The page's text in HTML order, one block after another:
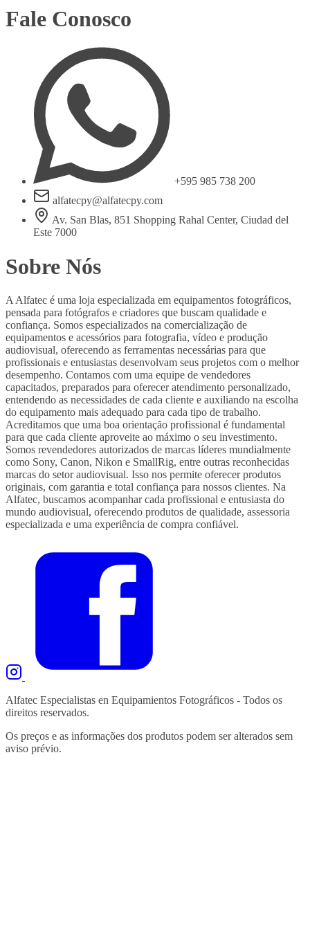
Fale Conosco
+595 985 738 200
alfatecpy@alfatecpy.com
Av. San Blas, 851 Shopping Rahal Center, Ciudad del
Este 7000
Sobre Nós
A Alfatec é uma loja especializada em equipamentos fotográficos,
pensada para fotógrafos e criadores que buscam qualidade e
confiança. Somos especializados na comercialização de
equipamentos e acessórios para fotografia, vídeo e produção
audiovisual, oferecendo as ferramentas necessárias para que
profissionais e entusiastas desenvolvam seus projetos com o melhor
desempenho. Contamos com uma equipe de vendedores
capacitados, preparados para oferecer atendimento personalizado,
entendendo as necessidades de cada cliente e auxiliando na escolha
do equipamento mais adequado para cada tipo de trabalho.
Acreditamos que uma boa orientação profissional é fundamental
para que cada cliente aproveite ao máximo o seu investimento.
Somos revendedores autorizados de marcas líderes mundialmente
como Sony, Canon, Nikon e SmallRig, entre outras reconhecidas
marcas do setor audiovisual. Isso nos permite oferecer produtos
originais, com garantia e total confiança para nossos clientes. Na
Alfatec, buscamos acompanhar cada profissional e entusiasta do
mundo audiovisual, oferecendo produtos de qualidade, assessoria
especializada e uma experiência de compra confiável.
Alfatec Especialistas en Equipamientos Fotográficos - Todos os
direitos reservados.
Os preços e as informações dos produtos podem ser alterados sem
aviso prévio.